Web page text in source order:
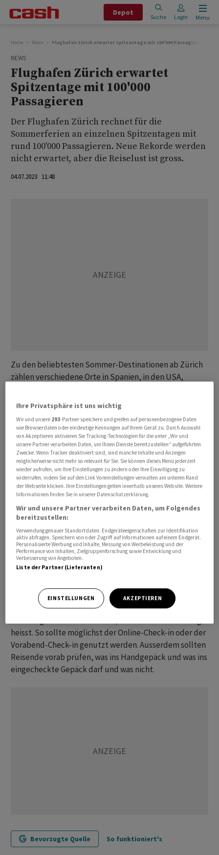
Depot
Suche Login Menu
Home News Flughafen Zürich erwartet Spitzentage mit 100'000 Passagieren
NEWS
Flughafen Zürich erwartet
Spitzentage mit 100'000
Passagieren
Der Flughafen Zürich rechnet für die
Sommerferien an einzelnen Spitzentagen mit
rund 100'000 Passagieren. Neue Rekorde werden
nicht erwartet, aber die Reiselust ist gross.
04.07.2023 11:48
Zu den beliebtesten Sommer-Destinationen ab Zürich
zählen verschiedene Orte in Spanien, in den USA,
Griechenland und in Portugal, wie der Flughafen am
Für Flüge ausserhalb des Schengenraums empfiehlt er
den Passagieren drei Stunden vor dem Abflug am
Flughafen zu sein, für Reisen innerhalb des
Schengenraums genügen zwei Stunden. Früher sollten
die Passagiere nicht anreisen, wie es in der Mitteilung
heisst.
Mit verschiedenen Massnahmen sollen die Wartezeiten
möglichst tief gehalten werden. Unter anderem wurde
für die Sommermonate zusätzliches Personal
rekrutiert, so kann die Kantonspolizei neu auch
Senioren sowie Personen ohne Schweizer Pass für die
Auch eine gute Reisevorbereitung kann helfen, die
heisst. So sollte möglichst der Online-Check-in oder der
Vorabend-Check-in genutzt werden. Ausserdem sollten
Reisende vorab prüfen, was ins Handgepäck und was ins
eingecheckte Gepäck darf und was nicht.
Bevorzugte Quelle So funktioniert's
Ihre Privatsphäre ist uns wichtig
Wir und unsere 293-Partner speichern und greifen auf personenbezogene Daten
wie Browserdaten oder eindeutige Kennungen auf Ihrem Gerät zu. Durch Auswahl
von Akzeptieren aktivieren Sie Tracking-Technologien für die unter „Wir und
unsere Partner verarbeiten Daten, um Ihnen Dienste bereitzustellen“ aufgeführten
Zwecke. Wenn Tracker deaktiviert sind, sind manche Inhalte und Anzeigen
möglicherweise nicht mehr so relevant für Sie. Sie können dieses Menü jederzeit
wieder aufrufen, um Ihre Einstellungen zu ändern oder Ihre Einwilligung zu
widerrufen, indem Sie auf den Link Voreinstellungen verwalten am unteren Rand
der Webseite klicken. Ihre Einstellungen gelten innerhalb unseres Website. Weitere
Informationen finden Sie in unserer Datenschutzerklärung.
Wir und unsere Partner verarbeiten Daten, um Folgendes
bereitzustellen:
Verwendung genauer Standortdaten. Endgeräteeigenschaften zur Identifikation
aktiv abfragen. Speichern von oder Zugriff auf Informationen auf einem Endgerät.
Personalisierte Werbung und Inhalte, Messung von Werbeleistung und der
Performance von Inhalten, Zielgruppenforschung sowie Entwicklung und
Verbesserung von Angeboten.
Liste der Partner (Lieferanten)
EINSTELLUNGEN AKZEPTIEREN